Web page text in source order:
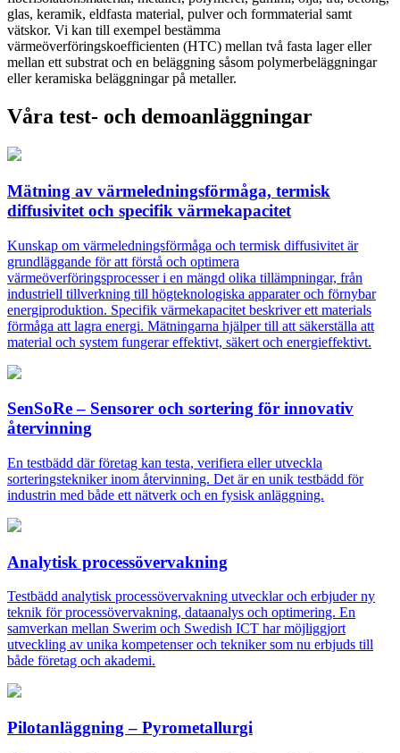
glas, keramik, eldfasta material, pulver och formmaterial samt
vätskor. Vi kan till exempel bestämma
värmeöverföringskoefficienten (HTC) mellan två fasta lager eller
mellan ett substrat och en beläggning såsom polymerbeläggningar
eller keramiska beläggningar på metaller.
Våra test- och demoanläggningar
Mätning av värmeledningsförmåga, termisk
diffusivitet och specifik värmekapacitet
Kunskap om värmeledningsförmåga och termisk diffusivitet är
grundläggande för att förstå och optimera
värmeöverföringsprocesser i en mängd olika tillämpningar, från
industriell tillverkning till högteknologiska apparater och förnybar
energiproduktion. Specifik värmekapacitet beskriver ett materials
förmåga att lagra energi. Mätningarna hjälper till att säkerställa att
material och system fungerar effektivt, säkert och energieffektivt.
SenSoRe – Sensorer och sortering för innovativ
återvinning
En testbädd där företag kan testa, verifiera eller utveckla
sorteringstekniker inom återvinning. Det är en unik testbädd för
industrin med både ett nätverk och en fysisk anläggning.
Analytisk processövervakning
Testbädd analytisk processövervakning utvecklar och erbjuder ny
teknik för processövervakning, dataanalys och optimering. En
samverkan mellan Swerim och Swedish ICT har möjliggjort
utveckling av unika kompetenser och tekniker som nu erbjuds till
både företag och akademi.
Pilotanläggning – Pyrometallurgi